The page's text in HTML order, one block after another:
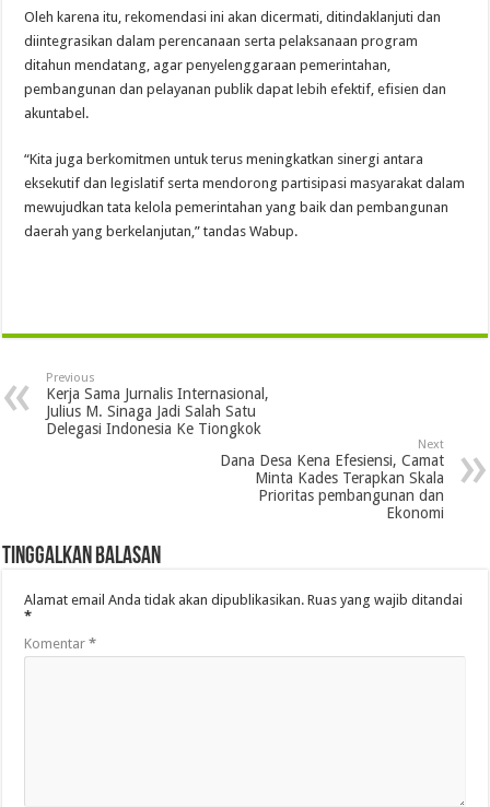
Oleh karena itu, rekomendasi ini akan dicermati, ditindaklanjuti dan
diintegrasikan dalam perencanaan serta pelaksanaan program
ditahun mendatang, agar penyelenggaraan pemerintahan,
pembangunan dan pelayanan publik dapat lebih efektif, efisien dan
akuntabel.
“Kita juga berkomitmen untuk terus meningkatkan sinergi antara
eksekutif dan legislatif serta mendorong partisipasi masyarakat dalam
mewujudkan tata kelola pemerintahan yang baik dan pembangunan
daerah yang berkelanjutan,” tandas Wabup.
Previous
Kerja Sama Jurnalis Internasional,
Julius M. Sinaga Jadi Salah Satu
Delegasi Indonesia Ke Tiongkok
Next
Dana Desa Kena Efesiensi, Camat
Minta Kades Terapkan Skala
Prioritas pembangunan dan
Ekonomi
Tinggalkan Balasan
Alamat email Anda tidak akan dipublikasikan. Ruas yang wajib ditandai
*
Komentar*